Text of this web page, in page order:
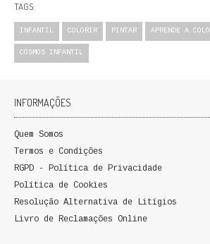
TAGS:
INFANTIL COLORIR PINTAR APRENDE A
COSMOS INFANTIL
INFORMAÇÕES
Quem Somos
Termos e Condições
RGPD - Política de Privacidade
Política de Cookies
Resolução Alternativa de Litígios
Livro de Reclamações Online